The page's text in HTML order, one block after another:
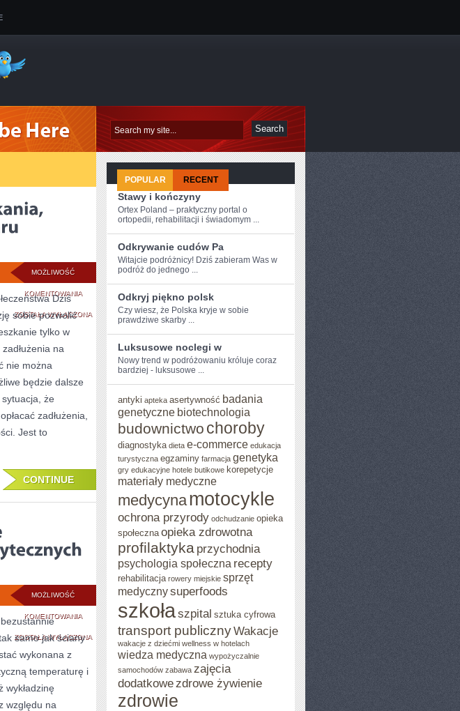
MOŻLIWOŚĆ
KOMENTOWANIAPRZY
DOBORZE
MIESZKANIA,
WARTO
PAMIĘTAĆ
PARU
PROSTYCH
PRAWACH
ZOSTAŁA WYŁĄCZONA
Dziś
sobie pozwolić
tylko w
na
nie można
będzie dalsze
że
zadłużenia,
Jest to
CONTINUE
MOŻLIWOŚĆ
KOMENTOWANIAWODA
JEST
JEDNYM
ZE
CZYNNIKÓW
ZOSTAŁA WYŁĄCZONA
samo jak ściany
wykonana z
temperaturę i
wykładzinę
względu na
POPULAR RECENT
Stawy i kończyny
Ortex Poland – praktyczny portal o
ortopedii, rehabilitacji i świadomym ...
Odkrywanie cudów Pa
Witajcie podróżnicy! ⁣Dziś zabieram Was w
podróż do jednego ...
Odkryj piękno polsk
Czy ​wiesz, że Polska kryje w sobie
prawdziwe skarby ...
Luksusowe noclegi w
Nowy trend w podróżowaniu króluje coraz
bardziej ‍- luksusowe​ ...
antyki apteka asertywność badania
genetyczne biotechnologia
budownictwo choroby
diagnostyka dieta e-commerce edukacja
turystyczna egzaminy farmacja genetyka
gry edukacyjne hotele butikowe korepetycje
materiały medyczne
medycynamotocykle
ochrona przyrody odchudzanie opieka
społeczna opieka zdrowotna
profilaktyka przychodnia
psychologia społeczna recepty
rehabilitacja rowery miejskie sprzęt
medycznysuperfoods
szkołaszpital sztuka cyfrowa
transport publicznyWakacje
wakacje z dziećmi wellness w hotelach
wiedza medyczna wypożyczalnie
samochodów zabawa zajęcia
dodatkowezdrowe żywienie
zdrowie